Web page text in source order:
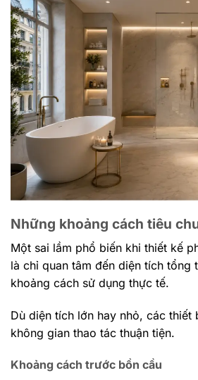
Những khoảng cách tiêu
Một sai lầm phổ biến khi thiết kế
là chỉ quan tâm đến diện tích tổng
khoảng cách sử dụng thực tế.
Dù diện tích lớn hay nhỏ, các thiết
không gian thao tác thuận tiện.
Khoảng cách trước bồn cầu